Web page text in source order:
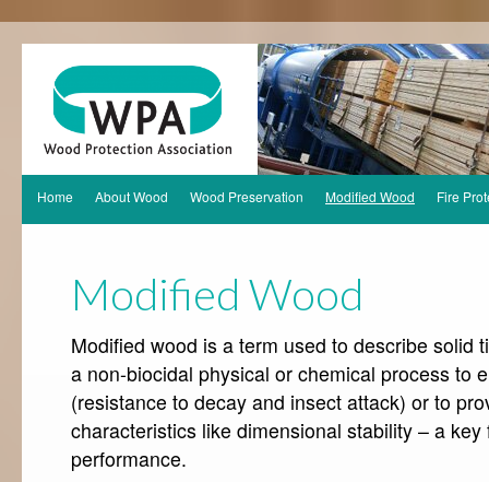
Home About Wood Wood Preservation Modified Wood Fire
Modified Wood
Modified wood is a term used to describe solid
a non-biocidal physical or chemical process to
(resistance to decay and insect attack) or to
characteristics like dimensional stability – a
performance.